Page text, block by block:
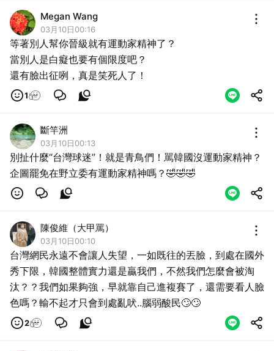
Megan Wang
03月10日00:16
等著別人幫你晉級就有運動家精神了？
當別人是白癡也要有個限度吧？
還有臉出征咧，真是笑死人了！
1
斷竿洲
03月10日00:13
別扯什麼“台灣球迷”！就是青鳥們！駡韓國沒運動家精神？
企圖罷免在野立委有運動家精神嗎？🤣🤣🤣
陳俊維（大甲罵）
03月10日00:10
台灣網民永遠不會讓人失望，一如既往的丟臉，到處在國外
秀下限，韓國整體實力還是贏我們，不然我們怎麼會被淘
汰？？我們如果夠強，早就靠自己進複賽了，還需要看人臉
色嗎？輸不起才只會到處亂吠..腦弱酸民🙄🙄
2